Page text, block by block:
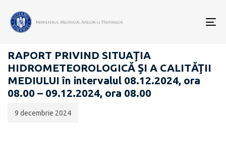
RAPOARTE ZILNICE STAREA MEDIULUI
RAPORT PRIVIND SITUAŢIA
HIDROMETEOROLOGICĂ ŞI A CALITĂŢII
MEDIULUI în intervalul 08.12.2024, ora
08.00 – 09.12.2024, ora 08.00
publicării:
9 decembrie 2024